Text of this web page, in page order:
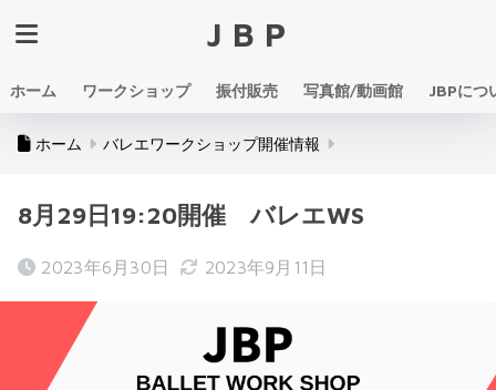
JBP
ホーム ワークショップ 振付販売 写真館/動画館 JBPにつ
ホーム バレエワークショップ開催情報
8月29日19:20開催 バレエWS
2023年6月30日 2023年9月11日